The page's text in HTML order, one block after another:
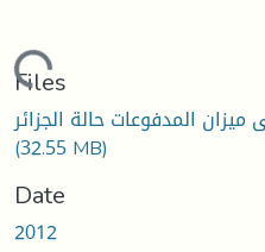
Loading...
Files
(32.55 MB)
Date
2012